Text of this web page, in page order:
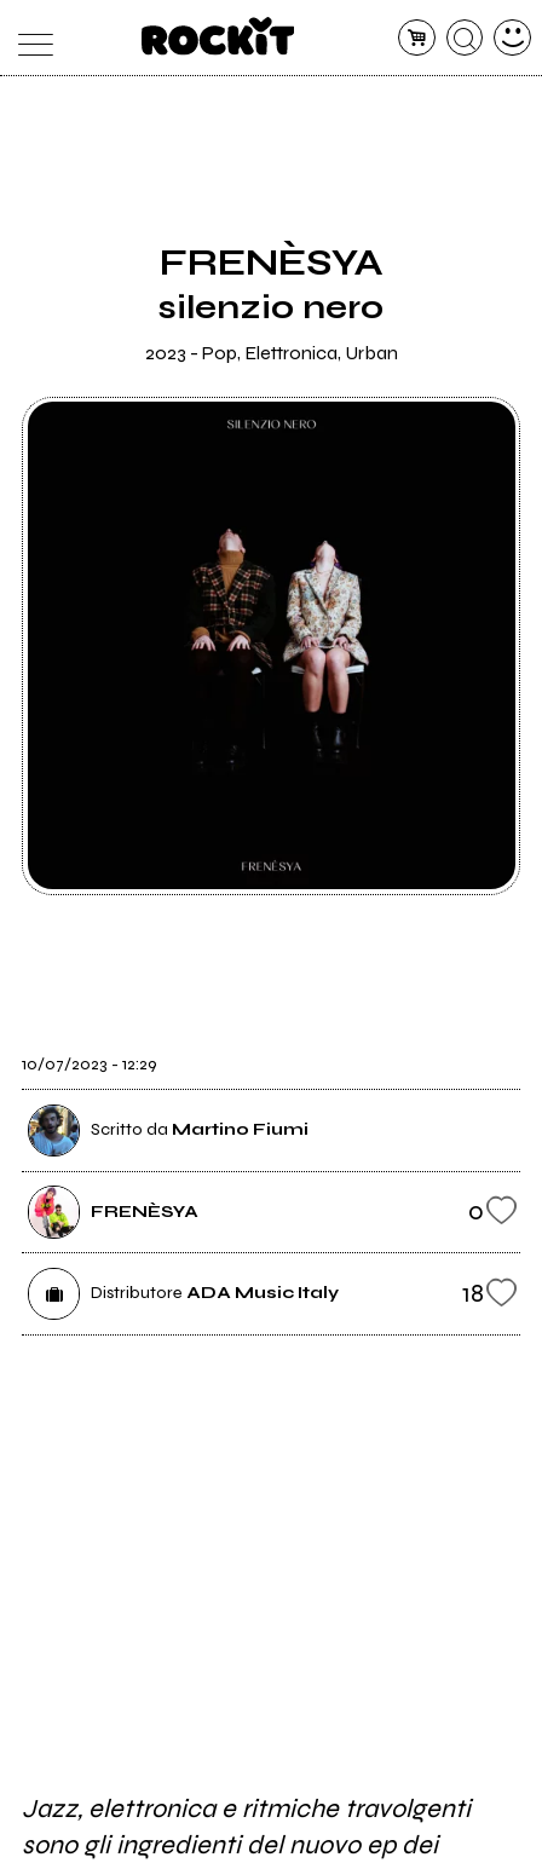
ARTISTI
RADIO
FRENÈSYA
silenzio nero
2023 - Pop, Elettronica, Urban
10/07/2023 - 12:29
Scritto da Martino Fiumi
FRENÈSYA 0
Distributore ADA Music Italy 18
Jazz, elettronica e ritmiche travolgenti
sono gli ingredienti del nuovo ep dei